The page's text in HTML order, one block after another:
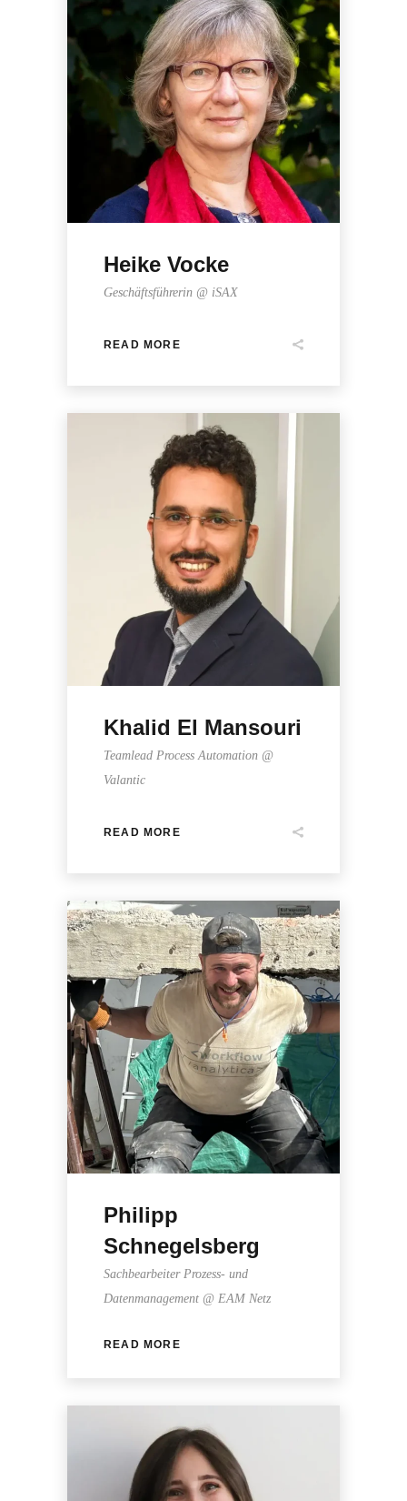
Heike Vocke
Geschäftsführerin @ iSAX
READ MORE
Khalid El Mansouri
Teamlead Process Automation @
Valantic
READ MORE
Philipp
Schnegelsberg
Sachbearbeiter Prozess- und
Datenmanagement @ EAM Netz
READ MORE